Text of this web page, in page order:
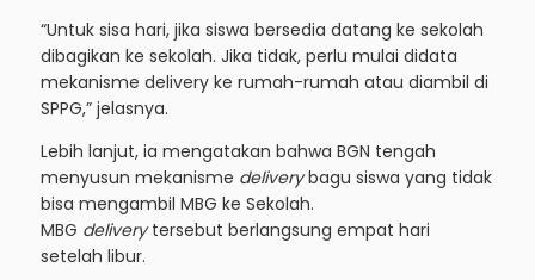
“Untuk sisa hari, jika siswa bersedia datang ke sekolah
dibagikan ke sekolah. Jika tidak, perlu mulai didata
mekanisme delivery ke rumah-rumah atau diambil di
SPPG,” jelasnya.
Lebih lanjut, ia mengatakan bahwa BGN tengah
menyusun mekanisme deliverybagu siswa yang tidak
bisa mengambil MBG ke Sekolah.
MBG deliverytersebut berlangsung empat hari
setelah libur.